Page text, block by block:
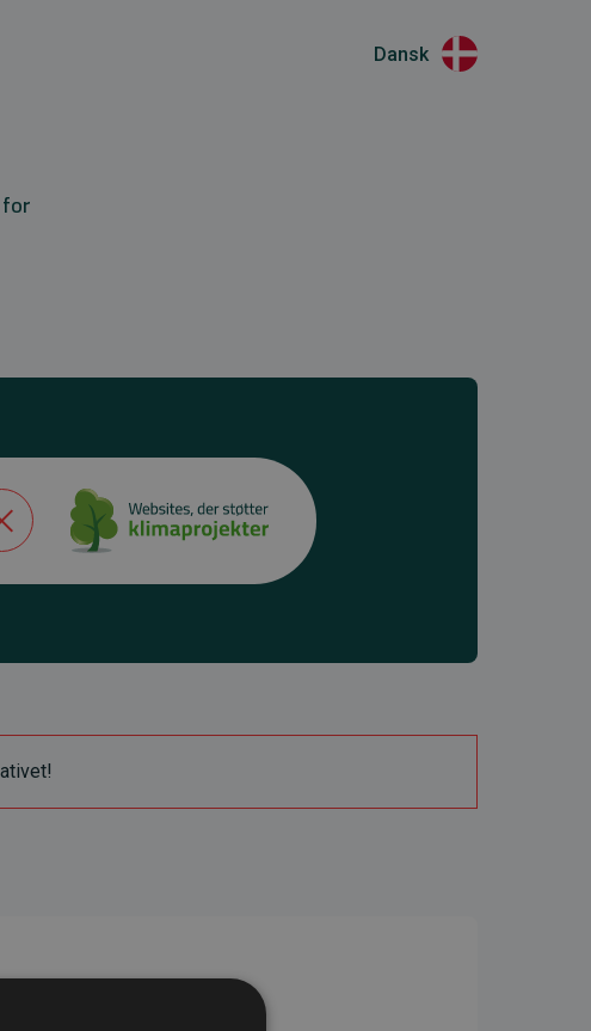
Dansk